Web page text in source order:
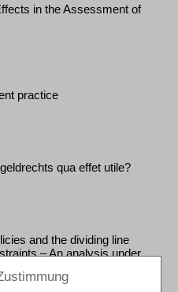
in the Assessment of
practice
qua effet utile?
and the dividing line
– An analysis under